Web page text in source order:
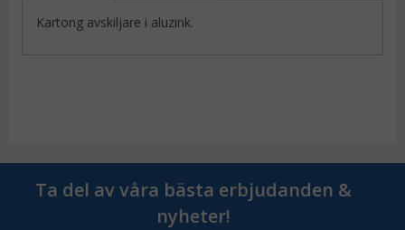
Kartong avskiljare i aluzink.
Ta del av våra bästa erbjudanden &
nyheter!